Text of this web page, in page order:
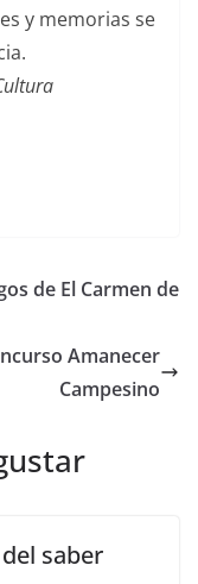
y memorias se
de El Carmen de
Amanecer
Campesino
saber